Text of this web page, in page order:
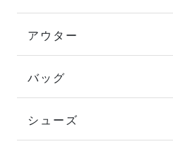
アウター
バッグ
シューズ